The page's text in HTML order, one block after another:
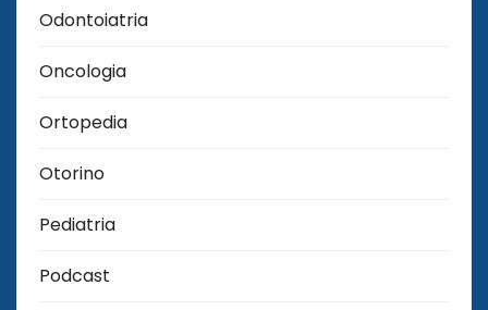
Odontoiatria
Oncologia
Ortopedia
Otorino
Pediatria
Podcast